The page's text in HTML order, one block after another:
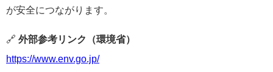
が安全につながります。
🔗 外部参考リンク（環境省）
https://www.env.go.jp/